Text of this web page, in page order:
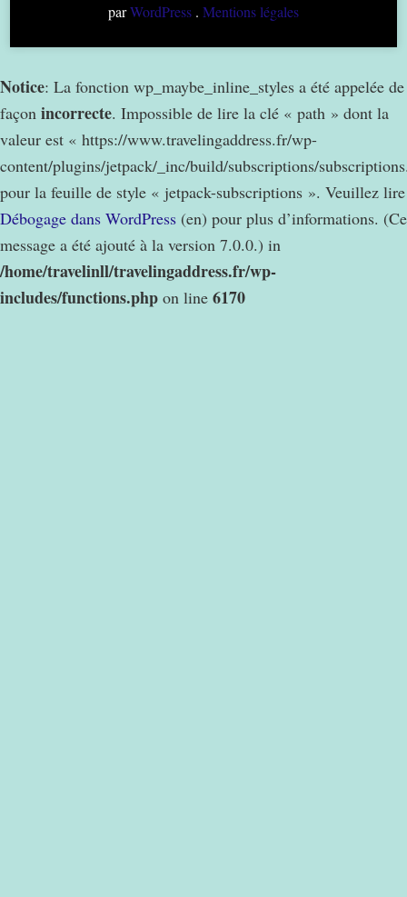
parWordPress . Mentions légales
Notice: La fonction wp_maybe_inline_styles a été appelée de
façon incorrecte. Impossible de lire la clé « path » dont la
valeur est « https://www.travelingaddress.fr/wp-
content/plugins/jetpack/_inc/build/subscriptions/
pour la feuille de style « jetpack-subscriptions ». Veuillez lire
Débogage dans WordPress (en) pour plus d’informations. (Ce
message a été ajouté à la version 7.0.0.) in
/home/travelinll/travelingaddress.fr/wp-
includes/functions.php on line 6170